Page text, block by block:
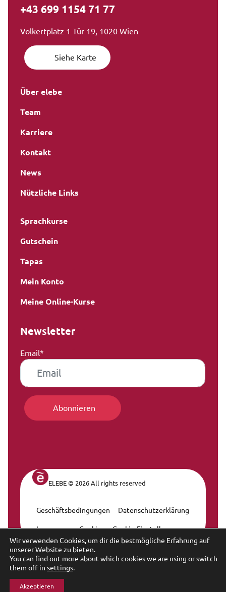
+43 699 1154 71 77
Volkertplatz 1 Tür 19, 1020 Wien
Siehe Karte
Über elebe
Team
Karriere
Kontakt
News
Nützliche Links
Sprachkurse
Gutschein
Tapas
Mein Konto
Meine Online-Kurse
Newsletter
Email*
ELEBE © 2026 All rights reserved
Geschäftsbedingungen Datenschutzerklärung
Impressum Cookies
Cookie-Einstellungen
Wir verwenden Cookies, um dir die bestmögliche Erfahrung auf
unserer Website zu bieten.
You can find out more about which cookies we are using or switch
them off in settings.
Akzeptieren